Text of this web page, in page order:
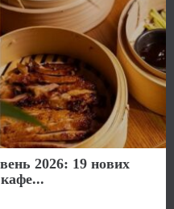
2026: 19 нових
кафе...